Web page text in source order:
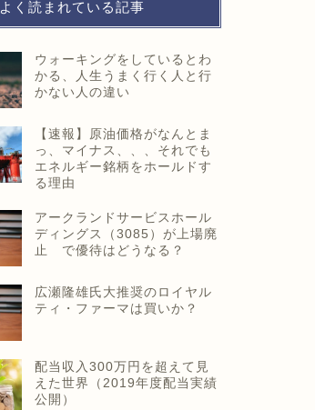
よく読まれている記事
ウォーキングをしているとわ
かる、人生うまく行く人と行
かない人の違い
【速報】原油価格がなんとま
っ、マイナス、、、それでも
エネルギー銘柄をホールドす
る理由
アークランドサービスホール
ディングス（3085）が上場廃
止 で優待はどうなる？
広瀬隆雄氏大推奨のロイヤル
ティ・ファーマは買いか？
配当収入300万円を超えて見
えた世界（2019年度配当実績
公開）